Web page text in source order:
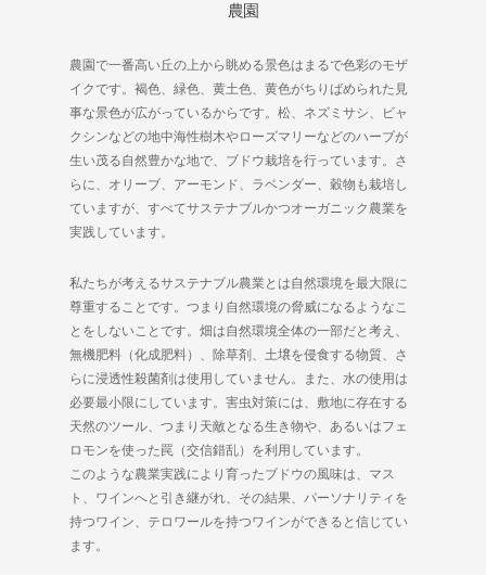
農園
農園で一番高い丘の上から眺める景色はまるで色彩のモザ
イクです。褐色、緑色、黄土色、黄色がちりばめられた見
事な景色が広がっているからです。松、ネズミサシ、ビャ
クシンなどの地中海性樹木やローズマリーなどのハーブが
生い茂る自然豊かな地で、ブドウ栽培を行っています。さ
らに、オリーブ、アーモンド、ラベンダー、穀物も栽培し
ていますが、すべてサステナブルかつオーガニック農業を
実践しています。
私たちが考えるサステナブル農業とは自然環境を最大限に
尊重することです。つまり自然環境の脅威になるようなこ
とをしないことです。畑は自然環境全体の一部だと考え、
無機肥料（化成肥料）、除草剤、土壌を侵食する物質、さ
らに浸透性殺菌剤は使用していません。また、水の使用は
必要最小限にしています。害虫対策には、敷地に存在する
天然のツール、つまり天敵となる生き物や、あるいはフェ
ロモンを使った罠（交信錯乱）を利用しています。
このような農業実践により育ったブドウの風味は、マス
ト、ワインへと引き継がれ、その結果、パーソナリティを
持つワイン、テロワールを持つワインができると信じてい
ます。